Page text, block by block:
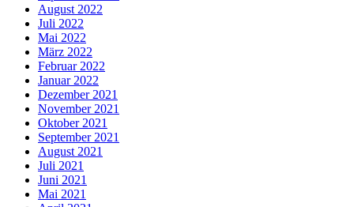
August 2022
Juli 2022
Mai 2022
März 2022
Februar 2022
Januar 2022
Dezember 2021
November 2021
Oktober 2021
September 2021
August 2021
Juli 2021
Juni 2021
Mai 2021